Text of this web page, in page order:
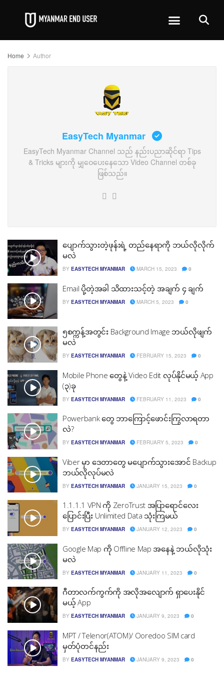
Home Author
EasyTech Myanmar
EasyTech Myanmar Channel သည် နည်းပညာဆိုင်ရာ Tips
& Tricks များကို မျှဝေပေးနေသော Video Channel တစ်ခု
ဖြစ်သည်။
ပျောက်သွားတဲ့ဖုန်းရဲ့ တည်နေရာကို ဘယ်လိုလိုက်
မလဲ
BY EASYTECH MYANMAR MARCH 15, 2023 0
Email ပို့တဲ့အခါ သိထားသင့်တဲ့ အချက် ၄ ချက်
BY EASYTECH MYANMAR MARCH 5, 2023 0
၅စက္ကန့်အတွင်း Background Image ဘယ်လိုဖျက်
မလဲ
BY EASYTECH MYANMAR FEBRUARY 15, 2023 0
Mobile Phone တွေနဲ့ Video Edit လုပ်နိုင်မယ့် App
(၃)ခု
BY EASYTECH MYANMAR FEBRUARY 11, 2023 0
Powerbank တွေ ဘာကြောင့်ဖောင်းကြွလာရတာ
လဲ?
BY EASYTECH MYANMAR FEBRUARY 5, 2023 0
Viber မှာ ဒေတာတွေ မပျောက်သွားအောင် Backup
ဘယ်လိုလုပ်မလဲ
BY EASYTECH MYANMAR JANUARY 15, 2023 0
1.1.1.1 VPN ကို ZeroTrust အပြာရောင်လေး
ပြောင်းပြီး Unlimited Data သုံးကြမယ်
BY EASYTECH MYANMAR JANUARY 12, 2023 0
Google Map ကို Offline Map အနေနဲ့ ဘယ်လိုသုံး
မလဲ
BY EASYTECH MYANMAR JANUARY 11, 2023 0
ဂီတာလက်ကွက်ကို အလိုအလျောက် ရှာပေးနိုင်
မယ့် App
BY EASYTECH MYANMAR JANUARY 9, 2023 0
MPT / Telenor(ATOM)/ Ooredoo SIM card
မှတ်ပုံတင်နည်း
BY EASYTECH MYANMAR JANUARY 9, 2023 0